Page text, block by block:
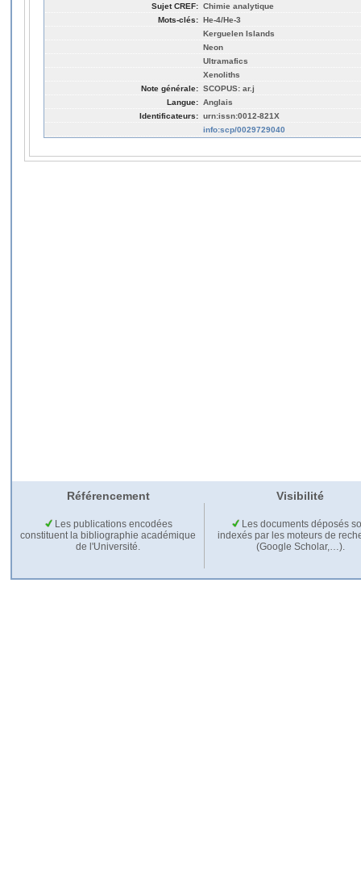
Sujet CREF: Chimie analytique
Mots-clés: He-4/He-3
Kerguelen Islands
Neon
Ultramafics
Xenoliths
Note générale: SCOPUS: ar.j
Langue: Anglais
Identificateurs: urn:issn:0012-821X
info:scp/0029729040
Référencement Visibilité
Les publications encodées
constituent la bibliographie académique
de l'Université.
Les documents déposés
indexés par les moteurs de
(Google Scholar,…).